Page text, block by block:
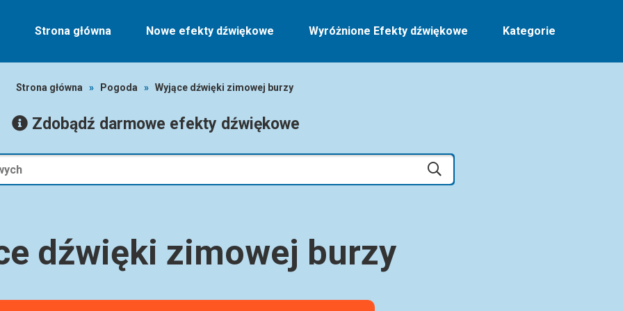
Strona główna Nowe efekty dźwiękowe Wyróżnione Efekty dźwiękowe Kategorie
Strona główna » Pogoda » Wyjące dźwięki zimowej burzy
Zdobądź darmowe efekty dźwiękowe
dźwięki zimowej burzy